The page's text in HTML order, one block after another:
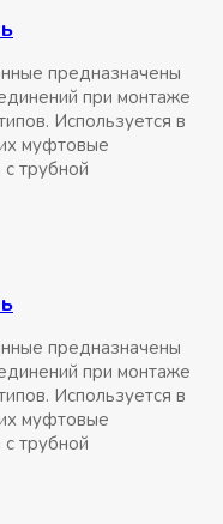
предназначены
при монтаже
Используется в
муфтовые
трубной
предназначены
при монтаже
Используется в
муфтовые
трубной